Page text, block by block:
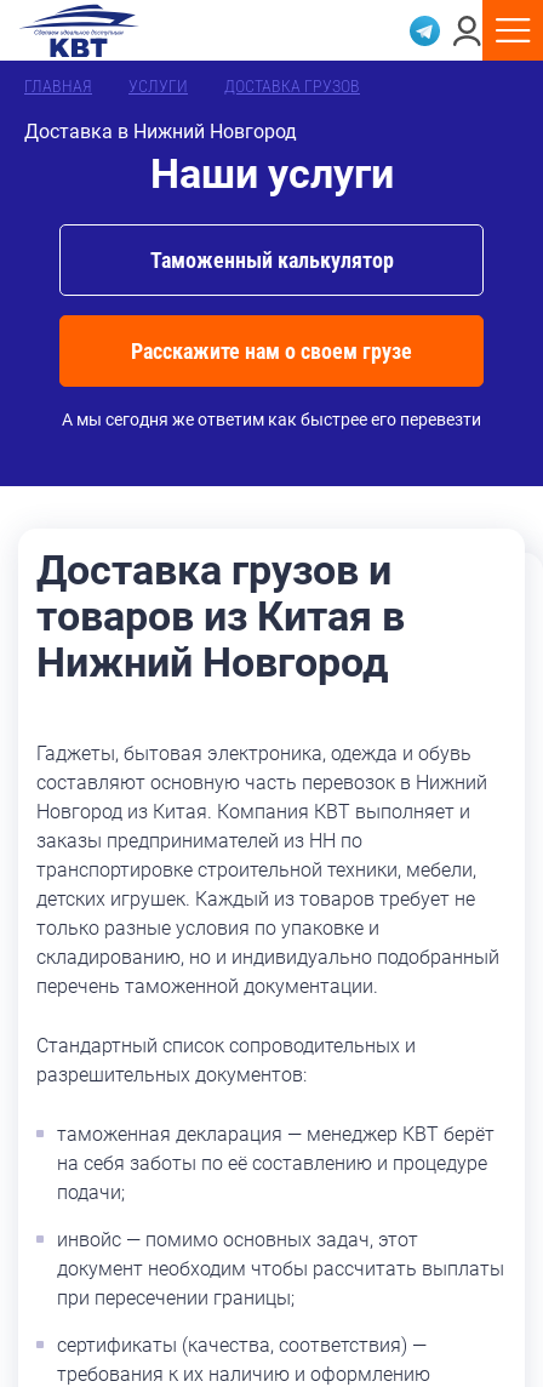
ГЛАВНАЯ УСЛУГИ ДОСТАВКА ГРУЗОВ
Доставка в Нижний Новгород
Наши услуги
Таможенный калькулятор
Расскажите нам о своем грузе
А мы сегодня же ответим как быстрее его перевезти
Доставка грузов и
товаров из Китая в
Нижний Новгород
Гаджеты, бытовая электроника, одежда и обувь
составляют основную часть перевозок в Нижний
Новгород из Китая. Компания КВТ выполняет и
заказы предпринимателей из НН по
транспортировке строительной техники, мебели,
детских игрушек. Каждый из товаров требует не
только разные условия по упаковке и
складированию, но и индивидуально подобранный
перечень таможенной документации.
Стандартный список сопроводительных и
разрешительных документов:
таможенная декларация — менеджер КВТ берёт
на себя заботы по её составлению и процедуре
подачи;
инвойс — помимо основных задач, этот
документ необходим чтобы рассчитать выплаты
при пересечении границы;
сертификаты (качества, соответствия) —
требования к их наличию и оформлению